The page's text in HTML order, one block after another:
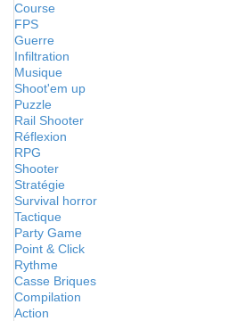
Course
FPS
Guerre
Infiltration
Musique
Shoot'em up
Puzzle
Rail Shooter
Réflexion
RPG
Shooter
Stratégie
Survival horror
Tactique
Party Game
Point & Click
Rythme
Casse Briques
Compilation
Action